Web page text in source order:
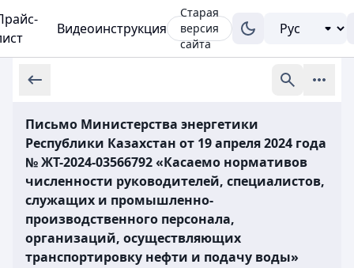
Видеоинструкция
Старая
версия
сайта
Письмо Министерства энергетики
Республики Казахстан от 19 апреля 2024 года
№ ЖТ-2024-03566792 «Касаемо нормативов
численности руководителей, специалистов,
служащих и промышленно-
производственного персонала,
организаций, осуществляющих
транспортировку нефти и подачу воды»